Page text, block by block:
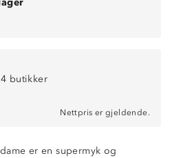
butikker
Nettpris er gjeldende.
er en supermyk og